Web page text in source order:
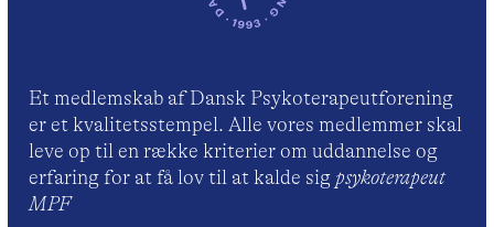
Et medlemskab af Dansk Psykoterapeutforening
er et kvalitetsstempel. Alle vores medlemmer skal
leve op til en række kriterier om uddannelse og
erfaring for at få lov til at kalde sig psykoterapeut
MPF